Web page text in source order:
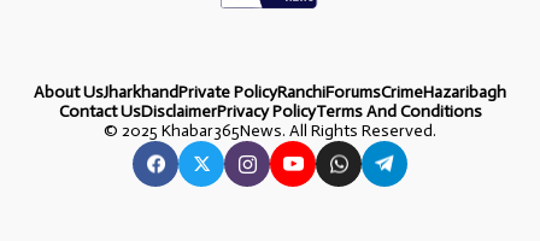
About UsJharkhandPrivate PolicyRanchiForumsCrimeHazaribagh
Contact UsDisclaimerPrivacy PolicyTerms And Conditions
© 2025 Khabar365News. All Rights Reserved.